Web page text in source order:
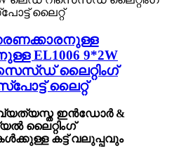
EL1006 9*2W
ലൈറ്റിംഗ്
ലൈറ്റ്
ഇൻഡോർ &
ലൈറ്റിംഗ്
കട്ട് വലുപ്പവും